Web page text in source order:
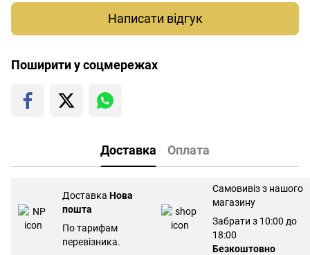
Написати відгук
Поширити у соцмережах
Доставка Оплата
Доставка Нова
пошта
По тарифам
перевізника.
Самовивіз з нашого
магазину
Забрати з 10:00 до
18:00
Безкоштовно